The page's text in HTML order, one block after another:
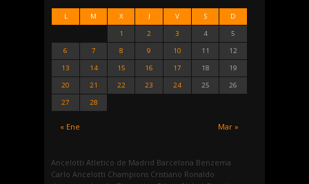
L M X J V S D
« Ene Mar »
1 2 3 4
5
6
7 8 9 10 11
12
13
14 15 16 17 18
19
20
21 22 23 24 25
26
27
28
Ancelotti Atletico de Madrid Barcelona Benzema
Carlo Ancelotti Champions Cristiano Ronaldo